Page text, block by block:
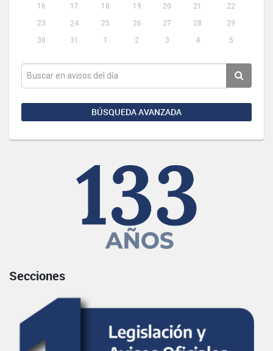
16
17 18 19 20 21
22
23
24 25 26 27 28
29
30
31 1 2 3 4 5
BÚSQUEDA AVANZADA
Secciones